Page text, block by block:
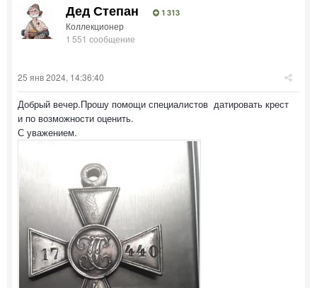
Дед Степан 1 313
Коллекционер
1 551 сообщение
25 янв 2024, 14:36:40
Добрый вечер.Прошу помощи специалистов датировать крест
и по возможности оценить.
С уважением.